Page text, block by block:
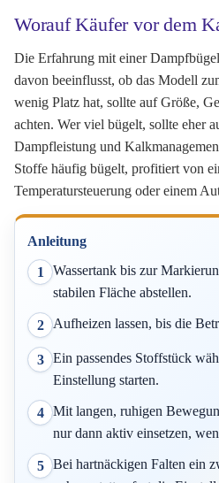
Worauf Käufer vor dem
Die Erfahrung mit einer
davon beeinflusst, ob das Modell
wenig Platz hat, sollte auf Größe,
achten. Wer viel bügelt, sollte eher
Dampfleistung und
Stoffe häufig bügelt, profitiert von
Temperatursteuerung oder einem
Anleitung
1
Wassertank bis zur
stabilen Fläche abstellen.
2 Aufheizen lassen, bis die
3
Ein passendes Stoffstück
Einstellung starten.
4
Mit langen, ruhigen
nur dann aktiv einsetzen,
5
Bei hartnäckigen Falten ein